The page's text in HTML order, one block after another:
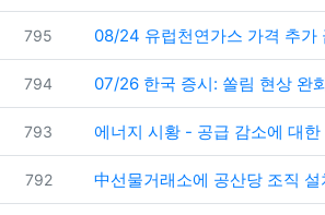
번호
795 08/24 유럽천연가스 가격 추가
번호
794 07/26 한국 증시: 쏠림 현상 완
번호
793 에너지 시황 - 공급 감소에 대한
번호
792 中선물거래소에 공산당 조직 설